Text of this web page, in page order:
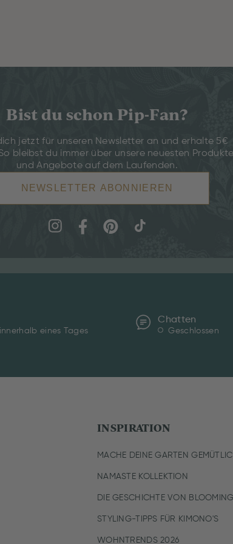
Bist du schon Pip-Fan?
jetzt für unseren Newsletter an und erhalte 5€
bleibst du immer über unsere neuesten
und Angebote auf dem Laufenden.
NEWSLETTER ABONNIEREN
eines Tages
Chatten
Geschlossen
INSPIRATION
MACHE DEINE GARTEN
NAMASTE KOLLEKTION
DIE GESCHICHTE VON
STYLING-TIPPS FÜR KIMONO'S
WOHNTRENDS 2026